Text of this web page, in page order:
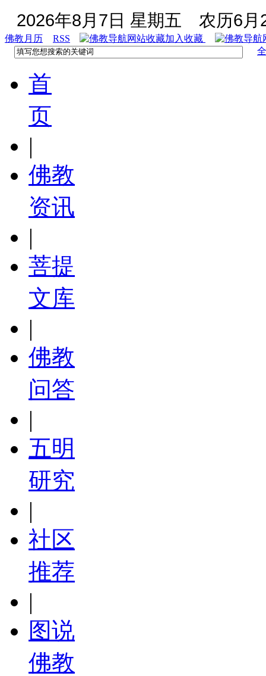
2026年8月7日 星期五 农历6月
佛教月历 RSS
加入收藏
首
页
|
佛教
资讯
|
菩提
文库
|
佛教
问答
|
五明
研究
|
社区
推荐
|
图说
佛教